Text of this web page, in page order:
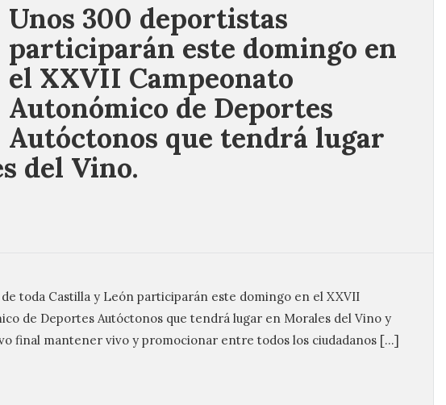
Unos 300 deportistas
participarán este domingo en
el XXVII Campeonato
Autonómico de Deportes
Autóctonos que tendrá lugar
del Vino.
toda Castilla y León participarán este domingo en el XXVII
de Deportes Autóctonos que tendrá lugar en Morales del Vino y
final mantener vivo y promocionar entre todos los ciudadanos […]